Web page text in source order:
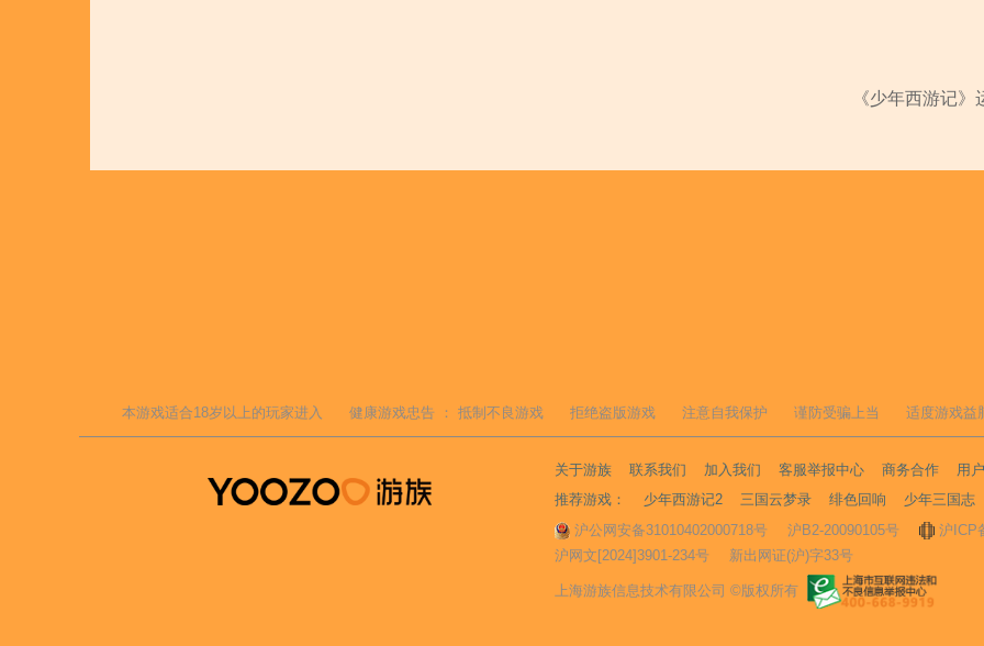
《少年西游记》
本游戏适合18岁以上的玩家进入 健康游戏忠告 ： 抵制不良游戏 拒绝盗版游戏 注意自我保护 谨防受骗上当 适度游戏益
关于游族 联系我们 加入我们 客服举报中心 商务合作
用
推荐游戏：
少年西游记2 三国云梦录 绯色回响
少年三国志
沪公网安备31010402000718号
沪B2-20090105号
沪ICP
沪网文[2024]3901-234号
新出网证(沪)字33号
上海游族信息技术有限公司 ©版权所有